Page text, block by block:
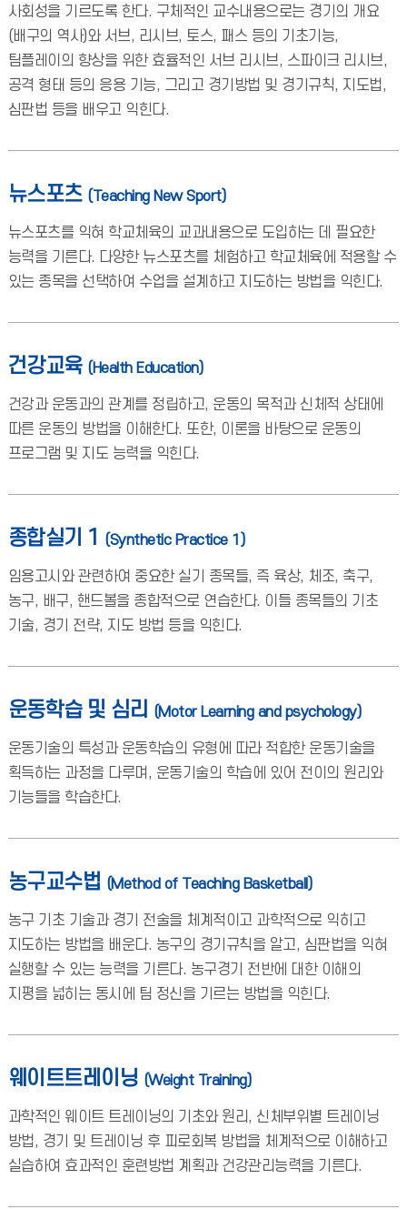
사회성을 기르도록 한다. 구체적인 교수내용으로는 경기의 개요
(배구의 역사)와 서브, 리시브, 토스, 패스 등의 기초기능,
팀플레이의 향상을 위한 효율적인 서브 리시브, 스파이크 리시브,
공격 형태 등의 응용 기능, 그리고 경기방법 및 경기규칙, 지도법,
심판법 등을 배우고 익힌다.
뉴스포츠 (Teaching New Sport)
뉴스포츠를 익혀 학교체육의 교과내용으로 도입하는 데 필요한
능력을 기른다. 다양한 뉴스포츠를 체험하고 학교체육에 적용할 수
있는 종목을 선택하여 수업을 설계하고 지도하는 방법을 익힌다.
건강교육 (Health Education)
건강과 운동과의 관계를 정립하고, 운동의 목적과 신체적 상태에
따른 운동의 방법을 이해한다. 또한, 이론을 바탕으로 운동의
프로그램 및 지도 능력을 익힌다.
종합실기 1 (Synthetic Practice 1)
임용고시와 관련하여 중요한 실기 종목들, 즉 육상, 체조, 축구,
농구, 배구, 핸드볼을 종합적으로 연습한다. 이들 종목들의 기초
기술, 경기 전략, 지도 방법 등을 익힌다.
운동학습 및 심리 (Motor Learning and psychology)
운동기술의 특성과 운동학습의 유형에 따라 적합한 운동기술을
획득하는 과정을 다루며, 운동기술의 학습에 있어 전이의 원리와
기능들을 학습한다.
농구교수법 (Method of Teaching Basketball)
농구 기초 기술과 경기 전술을 체계적이고 과학적으로 익히고
지도하는 방법을 배운다. 농구의 경기규칙을 알고, 심판법을 익혀
실행할 수 있는 능력을 기른다. 농구경기 전반에 대한 이해의
지평을 넓히는 동시에 팀 정신을 기르는 방법을 익힌다.
웨이트트레이닝 (Weight Training)
과학적인 웨이트 트레이닝의 기초와 원리, 신체부위별 트레이닝
방법, 경기 및 트레이닝 후 피로회복 방법을 체계적으로 이해하고
실습하여 효과적인 훈련방법 계획과 건강관리능력을 기른다.